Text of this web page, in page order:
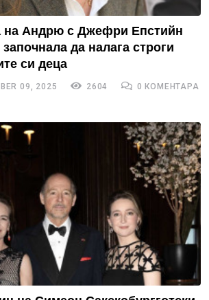
на Андрю с Джефри Епстийн
да налага строги
си деца
09, 2025 2604 0 КОМЕНТАРА